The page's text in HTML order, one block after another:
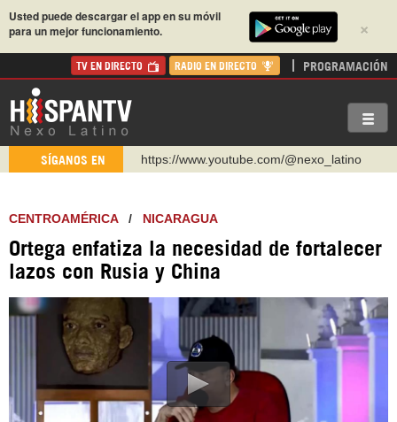
×
Usted puede descargar el app en su móvil
para un mejor funcionamiento.
TV EN DIRECTO RADIO EN DIRECTO PROGRAMACIÓN
SÍGANOS EN
https://www.youtube.com/@nexo_latino
https://t.me/hispantvcanal
https://urmedium.com/c/hispantv
WhatsApp y Viber: +98 921 79 29 404
https://www.facebook.com/Nexolatino.Canal
CENTROAMÉRICA/ NICARAGUA
Ortega enfatiza la necesidad de fortalecer
lazos con Rusia y China